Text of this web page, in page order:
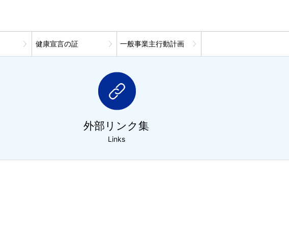
健康宣言の証 一般事業主行動計画
外部リンク集
Links